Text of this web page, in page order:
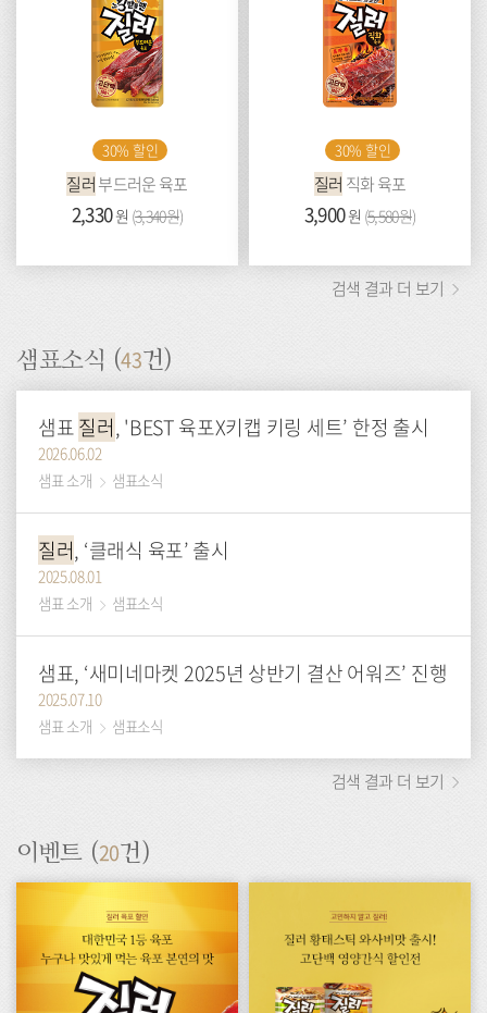
30% 할인
질러부드러운 육포
가
2,330원 (이
3,340원)
30% 할인
질러 직화 육포
가
3,900원 (이
격:
5,580원)
검색 결과 더 보기
샘표소식 (43건)
샘표질러, 'BEST 육포X키캡 키링 세트’ 한정 출시
2026.06.02
샘표 소개
샘표소식
질러, ‘클래식 육포’ 출시
2025.08.01
샘표 소개
샘표소식
샘표, ‘새미네마켓 2025년 상반기 결산 어워즈’ 진행
2025.07.10
샘표 소개
샘표소식
검색 결과 더 보기
이벤트 (20건)